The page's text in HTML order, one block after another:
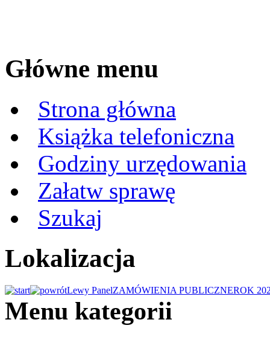
Główne menu
Strona główna
Książka telefoniczna
Godziny urzędowania
Załatw sprawę
Szukaj
Lokalizacja
Lewy PanelZAMÓWIENIA PUBLICZNEROK
Menu kategorii